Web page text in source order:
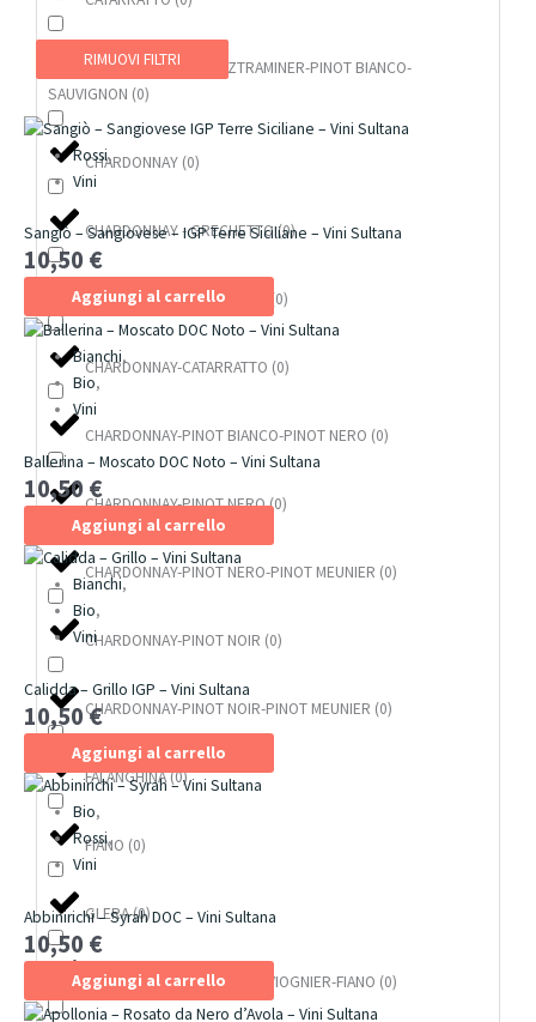
CATARRATTO-GEWÜRZTRAMINER-PINOT BIANCO-
SAUVIGNON (0)
CHARDONNAY (0)
CHARDONNAY - GRECHETTO (0)
CHARDONNAY-CARRICANTE (0)
CHARDONNAY-CATARRATTO (0)
CHARDONNAY-PINOT BIANCO-PINOT NERO (0)
CHARDONNAY-PINOT NERO(0)
CHARDONNAY-PINOT NERO-PINOT MEUNIER (0)
CHARDONNAY-PINOT NOIR (0)
CHARDONNAY-PINOT NOIR-PINOT MEUNIER (0)
FALANGHINA(0)
FIANO (0)
GLERA(0)
GRECANICO-CHARDONNAY-VIOGNIER-FIANO (0)
RIMUOVI FILTRI
Rossi,
Vini
Sangiò – Sangiovese – IGP Terre Siciliane – Vini Sultana
10,50 €
Aggiungi al carrello
Bianchi,
Bio,
Vini
Ballerina – Moscato DOC Noto – Vini Sultana
10,50 €
Aggiungi al carrello
Bianchi,
Bio,
Vini
Calidda – Grillo IGP – Vini Sultana
10,50€
Aggiungi al carrello
Bio,
Rossi,
Vini
Abbinirichi – Syrah DOC – Vini Sultana
10,50 €
Aggiungi al carrello